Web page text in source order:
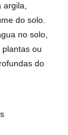
argila,
do solo.
no solo,
ou
do